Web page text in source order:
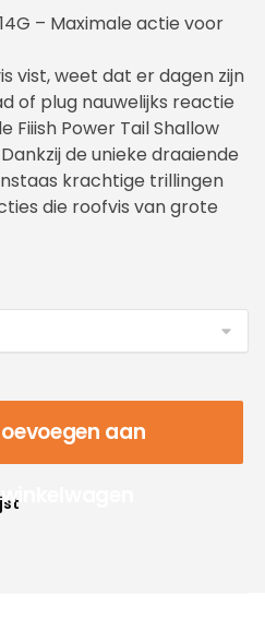
– Maximale actie voor
vist, weet dat er dagen zijn
of plug nauwelijks reactie
Fiiish Power Tail Shallow
de unieke draaiende
krachtige trillingen
die roofvis van grote
aan
winkelwagen